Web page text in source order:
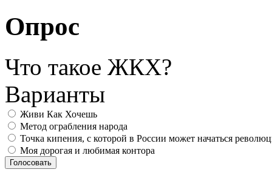
Опрос
Что такое ЖКХ?
Варианты
Живи Как Хочешь
Метод ограбления народа
Точка кипения, с которой в России может начаться
Моя дорогая и любимая контора